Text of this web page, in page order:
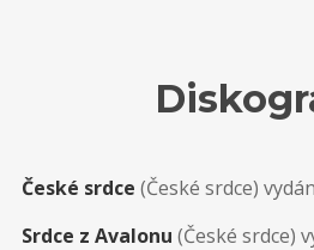
České srdce (České srdce)
Srdce z Avalonu (České srdce)